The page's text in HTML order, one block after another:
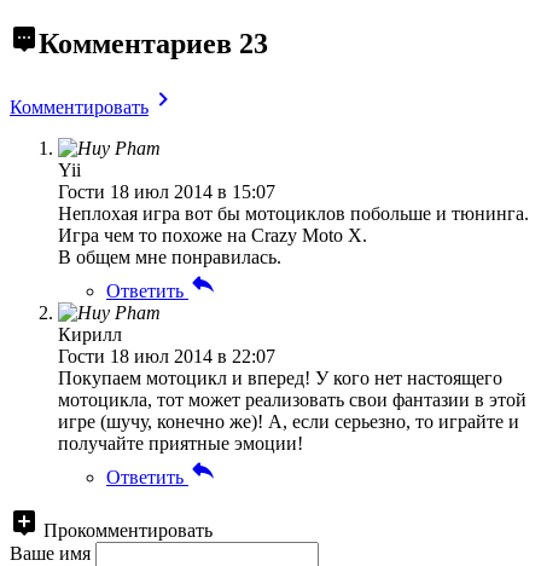
Комментариев 23
Комментировать
Yii
Гости 18 июл 2014 в 15:07
Неплохая игра вот бы мотоциклов побольше и тюнинга.
Игра чем то похоже на Crazy Moto X.
В общем мне понравилась.
Ответить
Кирилл
Гости 18 июл 2014 в 22:07
Покупаем мотоцикл и вперед! У кого нет настоящего
мотоцикла, тот может реализовать свои фантазии в этой
игре (шучу, конечно же)! А, если серьезно, то играйте и
получайте приятные эмоции!
Ответить
Прокомментировать
Ваше имя